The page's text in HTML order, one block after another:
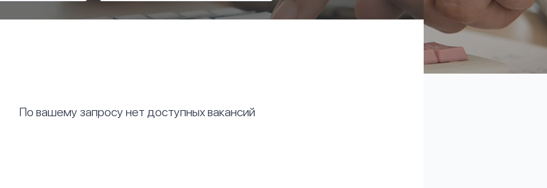
По вашему запросу нет доступных вакансий